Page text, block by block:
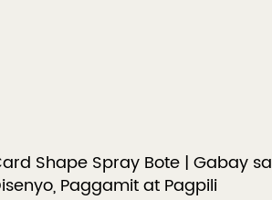
Shape Spray Bote | Gabay sa
Paggamit at Pagpili